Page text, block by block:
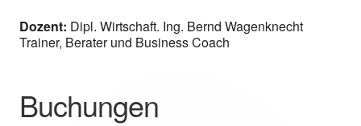
Dozent: Dipl. Wirtschaft. Ing. Bernd Wagenknecht
Trainer, Berater und Business Coach
Buchungen